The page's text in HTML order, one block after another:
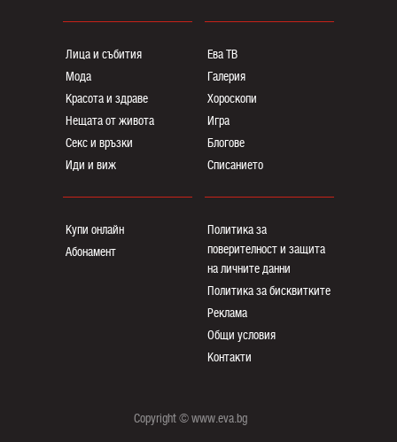
Лица и събития
Мода
Красота и здраве
Нещата от живота
Секс и връзки
Иди и виж
Ева ТВ
Галерия
Хороскопи
Игра
Блогoве
Списанието
Купи онлайн
Абонамент
Политика за
поверителност и защита
на личните данни
Политика за бисквитките
Реклама
Общи условия
Контакти
Copyright © www.eva.bg